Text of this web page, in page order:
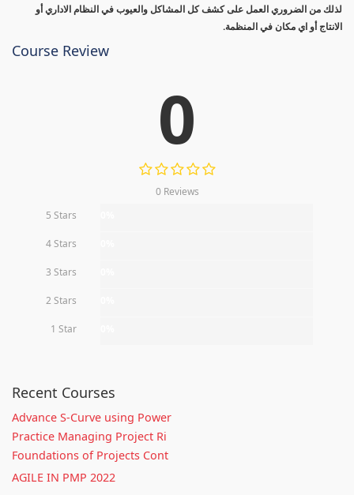
لذلك من الضروري العمل على كشف كل المشاكل والعيوب في النظام الاداري أو
الانتاج أو اي مكان في المنظمة.
Course Review
0
0 Reviews
5 Stars
4 Stars
3 Stars
2 Stars
1 Star
Recent Courses
Advance S-Curve using Power
Practice Managing Project Ri
Foundations of Projects Cont
AGILE IN PMP 2022